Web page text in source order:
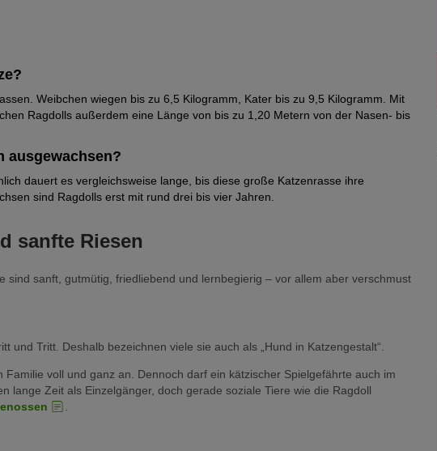
die Färbung in der Körpermitte.
Bei der Ragdoll sind diverse Farbschläge erlaubt: Seal-, Blue-,
typische Farben der Rassekatzen.
Colourpoint, Mitted, Bicolor, Tabby, Tortie und Torbie.
vollständige Maske, wie andere Point-Katzenrassen.
Handschuhe und weiße Stiefel an den Hinterbeinen.
der Stirn beginnt und am Schwanzansatz endet. Die Beine sind weiß.
Ragdoll-Kitten weiß geboren und entwickeln erst nach drei
Weibchen wiegen bis zu 6,5 Kilogramm, Kater bis zu 9,5 Kilogramm. Mit
Ragdolls außerdem eine Länge von bis zu 1,20 Metern von der Nasen- bis
ausgewachsen?
dauert es vergleichsweise lange, bis diese große Katzenrasse ihre
sind Ragdolls erst mit rund drei bis vier Jahren.
sanfte Riesen
sind sanft, gutmütig, friedliebend und lernbegierig – vor allem aber verschmust
und Tritt. Deshalb bezeichnen viele sie auch als „Hund in Katzengestalt“.
voll und ganz an. Dennoch darf ein kätzischer Spielgefährte auch im
lange Zeit als Einzelgänger, doch gerade soziale Tiere wie die Ragdoll